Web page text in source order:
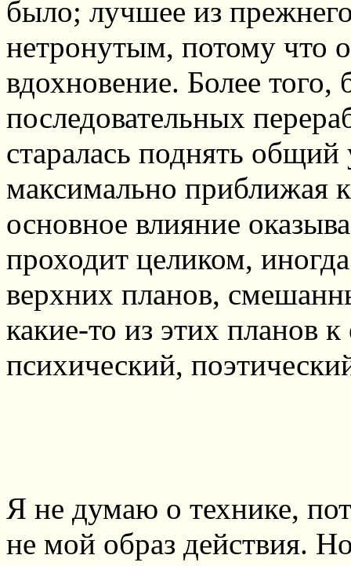
было; лучшее из
нетронутым, потому что
вдохновение. Более того,
последовательных
старалась поднять
максимально приближая
основное влияние
проходит целиком,
верхних планов,
какие-то из этих планов
психический,
Я не думаю о технике,
не мой образ действия.